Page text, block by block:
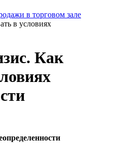
в торговом зале
в условиях
Как